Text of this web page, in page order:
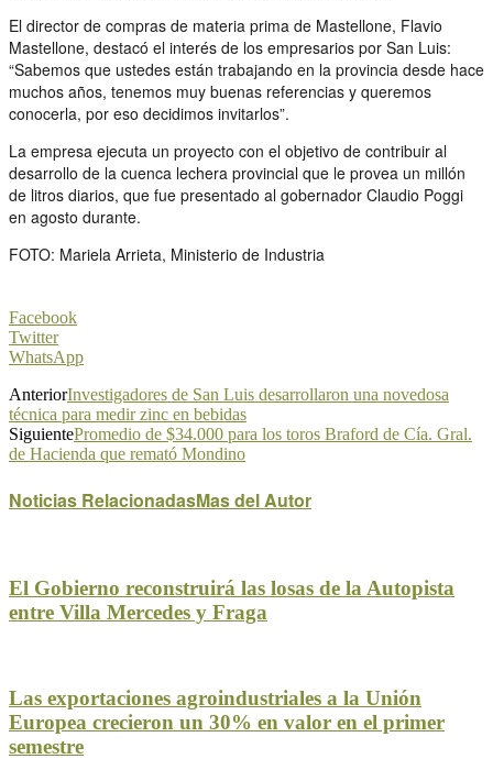
El director de compras de materia prima de Mastellone, Flavio
Mastellone, destacó el interés de los empresarios por San Luis:
“Sabemos que ustedes están trabajando en la provincia desde hace
muchos años, tenemos muy buenas referencias y queremos
conocerla, por eso decidimos invitarlos”.
La empresa ejecuta un proyecto con el objetivo de contribuir al
desarrollo de la cuenca lechera provincial que le provea un millón
de litros diarios, que fue presentado al gobernador Claudio Poggi
en agosto durante.
FOTO: Mariela Arrieta, Ministerio de Industria
Facebook
Twitter
WhatsApp
AnteriorInvestigadores de San Luis desarrollaron una novedosa
técnica para medir zinc en bebidas
SiguientePromedio de $34.000 para los toros Braford de Cía. Gral.
de Hacienda que remató Mondino
Noticias RelacionadasMas del Autor
El Gobierno reconstruirá las losas de la Autopista
entre Villa Mercedes y Fraga
Las exportaciones agroindustriales a la Unión
Europea crecieron un 30% en valor en el primer
semestre